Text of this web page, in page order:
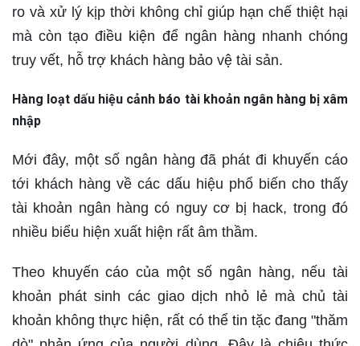
ro và xử lý kịp thời không chỉ giúp hạn chế thiệt hại
mà còn tạo điều kiện để ngân hàng nhanh chóng
truy vết, hỗ trợ khách hàng bảo vệ tài sản.
Hàng loạt dấu hiệu cảnh báo tài khoản ngân hàng bị xâm
nhập
Mới đây, một số ngân hàng đã phát đi khuyến cáo
tới khách hàng về các dấu hiệu phổ biến cho thấy
tài khoản ngân hàng có nguy cơ bị hack, trong đó
nhiều biểu hiện xuất hiện rất âm thầm.
Theo khuyến cáo của một số ngân hàng, nếu tài
khoản phát sinh các giao dịch nhỏ lẻ mà chủ tài
khoản không thực hiện, rất có thể tin tặc đang "thăm